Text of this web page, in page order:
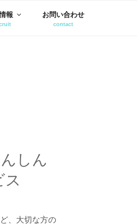
報 お問い合わせ
しん
ス
、大切な方の